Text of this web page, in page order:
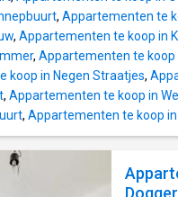
, Appartementen te
, Appartementen te koop in
, Appartementen te koop
koop in Negen Straatjes,
, Appartementen te koop in
, Appartementen te koop